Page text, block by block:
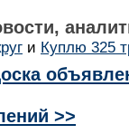
и Куплю 325
>>